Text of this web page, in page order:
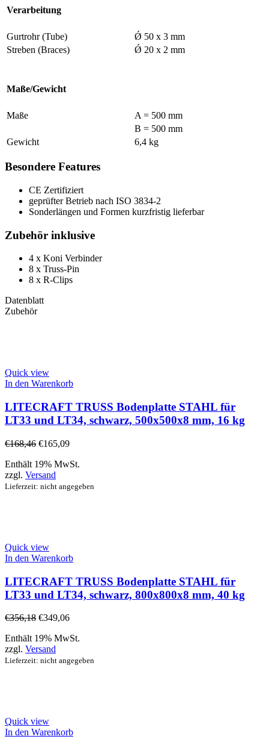
Verarbeitung
Gurtrohr (Tube)
Ǿ 50 x 3 mm
Streben (Braces)
Ǿ 20 x 2 mm
Maße/Gewicht
Maße
A = 500 mm
B = 500 mm
Gewicht
6,4 kg
Besondere Features
CE Zertifiziert
geprüfter Betrieb nach ISO 3834-2
Sonderlängen und Formen kurzfristig lieferbar
Zubehör inklusive
4 x Koni Verbinder
8 x Truss-Pin
8 x R-Clips
Datenblatt
Zubehör
Quick view
In den Warenkorb
LITECRAFT TRUSS Bodenplatte STAHL für
LT33 und LT34, schwarz, 500x500x8 mm, 16 kg
€168,46 €165,09
Enthält 19% MwSt.
zzgl. Versand
Lieferzeit: nicht angegeben
Quick view
In den Warenkorb
LITECRAFT TRUSS Bodenplatte STAHL für
LT33 und LT34, schwarz, 800x800x8 mm, 40 kg
€356,18 €349,06
Enthält 19% MwSt.
zzgl. Versand
Lieferzeit: nicht angegeben
Quick view
In den Warenkorb